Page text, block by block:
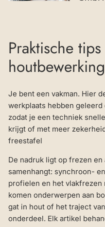
Praktische
houtbewerking
Je bent een vakman. Hier
werkplaats hebben
zodat je een techniek
krijgt of met meer
freestafel
De nadruk ligt op frezen en
samenhangt: synchroon-
profielen en het vlakfrezen
komen onderwerpen aan
gat in hout of het traject
onderdeel. Elk artikel